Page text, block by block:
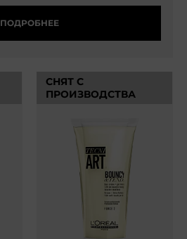
ПОДРОБНЕЕ
СНЯТ С
ПРОИЗВОДСТВА